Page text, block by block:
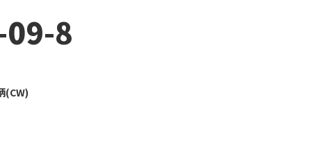
09-8
(CW)